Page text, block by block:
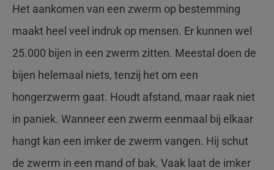
Het aankomen van een zwerm op bestemming
maakt heel veel indruk op mensen. Er kunnen wel
25.000 bijen in een zwerm zitten. Meestal doen de
bijen helemaal niets, tenzij het om een
hongerzwerm gaat. Houdt afstand, maar raak niet
in paniek. Wanneer een zwerm eenmaal bij elkaar
hangt kan een imker de zwerm vangen. Hij schut
de zwerm in een mand of bak. Vaak laat de imker